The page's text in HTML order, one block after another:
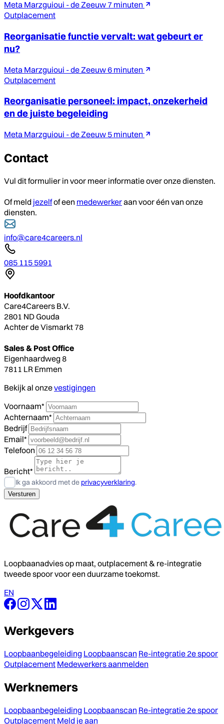
Meta Marzguioui - de Zeeuw 7 minuten
Outplacement
Reorganisatie functie vervalt: wat gebeurt er
nu?
Meta Marzguioui - de Zeeuw6 minuten
Outplacement
Reorganisatie personeel: impact, onzekerheid
en de juiste begeleiding
Meta Marzguioui - de Zeeuw 5 minuten
Contact
Vul dit formulier in voor meer informatie over onze diensten.
Of meld jezelfof een medewerkeraan voor één van onze
diensten.
info@care4careers.nl
085 115 5991
Hoofdkantoor
Care4Careers B.V.
2801 ND Gouda
Achter de Vismarkt 78
Sales & Post Office
Eigenhaardweg 8
7811 LR Emmen
Bekijk al onzevestigingen
Voornaam*
Achternaam*
Bedrijf
Email*
Telefoon
Bericht*
Ik ga akkoord met de privacyverklaring.
Loopbaanadvies op maat, outplacement & re-integratie
tweede spoor voor een duurzame toekomst.
EN
Werkgevers
Loopbaanbegeleiding Loopbaanscan Re-integratie 2e spoor
Outplacement Medewerkers aanmelden
Werknemers
Loopbaanbegeleiding Loopbaanscan Re-integratie 2e spoor
Outplacement Meld je aan